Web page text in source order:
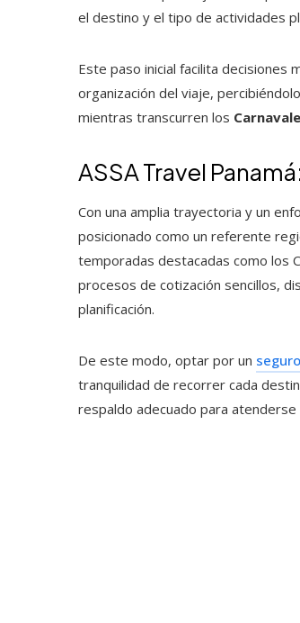
el destino y el tipo de actividades
Este paso inicial facilita decisiones
organización del viaje,
mientras transcurren los
ASSA Travel
Con una amplia trayectoria y un
posicionado como un referente
temporadas destacadas como los
procesos de cotización sencillos,
planificación.
De este modo, optar por un
tranquilidad de recorrer cada
respaldo adecuado para